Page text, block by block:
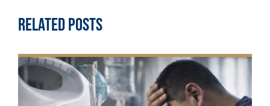
Related Posts